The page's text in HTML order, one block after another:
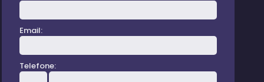
Email:
Telefone: